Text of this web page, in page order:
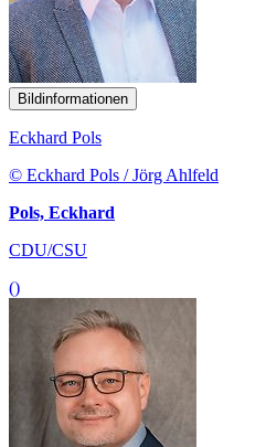
Bildinformationen
Eckhard Pols
© Eckhard Pols / Jörg Ahlfeld
Pols, Eckhard
CDU/CSU
()